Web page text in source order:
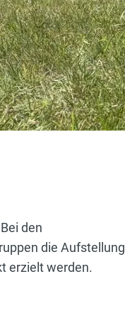
den
die Aufstellung
erzielt werden.